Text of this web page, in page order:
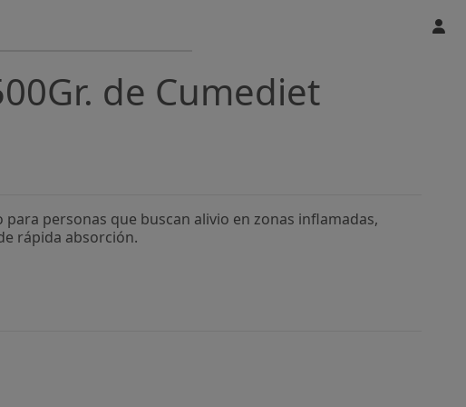
de Cumediet
para personas que buscan alivio en zonas inflamadas,
rápida absorción.